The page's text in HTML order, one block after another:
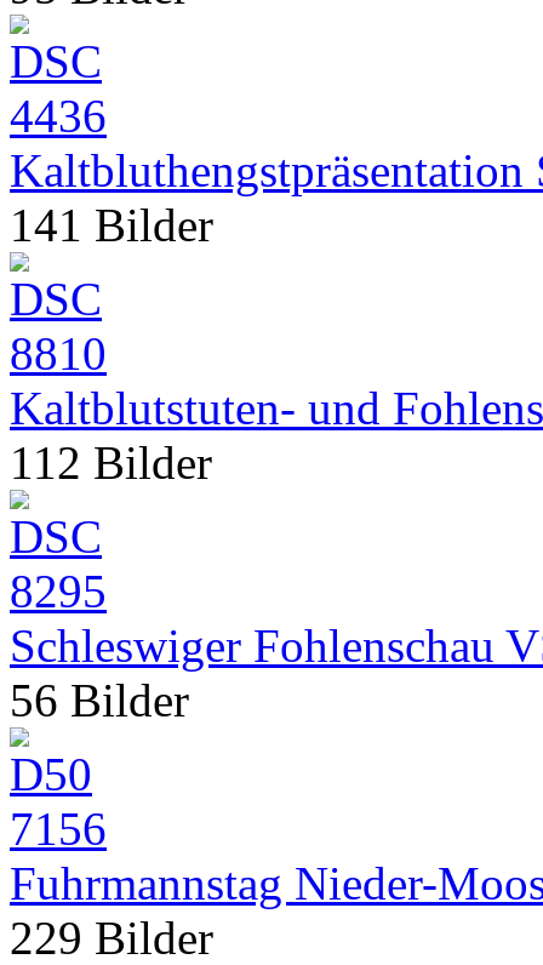
Kaltbluthengstpräsentation
141 Bilder
Kaltblutstuten- und
112 Bilder
Schleswiger Fohlenschau
56 Bilder
Fuhrmannstag Nieder-
229 Bilder